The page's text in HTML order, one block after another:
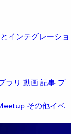
インテグレーショ
ラリ 動画記事 プ
その他イベ